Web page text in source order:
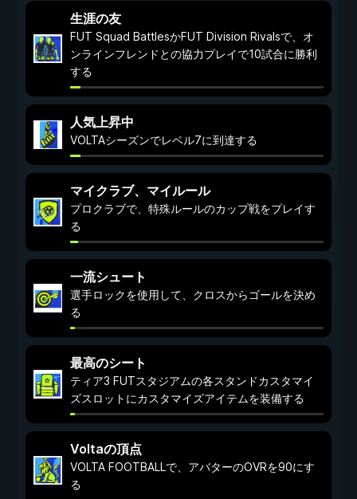
生涯の友
FUT Squad BattlesかFUT Division Rivalsで、オ
ンラインフレンドとの協力プレイで10試合に勝利
する
人気上昇中
VOLTAシーズンでレベル7に到達する
マイクラブ、マイルール
プロクラブで、特殊ルールのカップ戦をプレイす
る
一流シュート
選手ロックを使用して、クロスからゴールを決め
る
最高のシート
ティア3 FUTスタジアムの各スタンドカスタマイ
ズスロットにカスタマイズアイテムを装備する
Voltaの頂点
VOLTA FOOTBALLで、アバターのOVRを90にす
る